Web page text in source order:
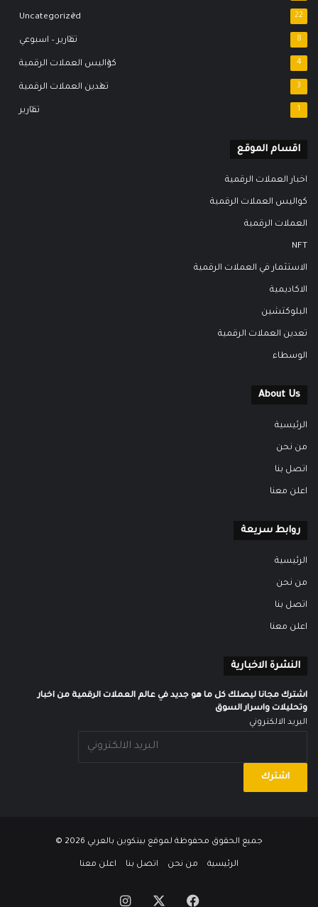
Uncategorized 22
تقارير – اسبوعي 8
كواليس العملات الرقمية 4
تعدين العملات الرقمية 3
تقارير 1
اقسام الموقع
اخبار العملات الرقمية
كواليس العملات الرقمية
العملات الرقمية
NFT
الاستثمار في العملات الرقمية
الاكاديمية
البلوكتشين
تعدين العملات الرقمية
الوسطاء
About Us
الرئيسية
من نحن
اتصل بنا
اعلن معنا
روابط سريعة
الرئيسية
من نحن
اتصل بنا
اعلن معنا
النشرة الاخبارية
اشترك مجانا ليصلك كل ما هو جديد في عالم العملات الرقمية من اخبار
وتحليلات واسرار السوق
البريد الالكتروني
جميع الحقوق محفوظة لموقع بيتكوين بالعربي
الرئيسية من نحن اتصل بنا اعلن معنا
فيسبوك انستقرام